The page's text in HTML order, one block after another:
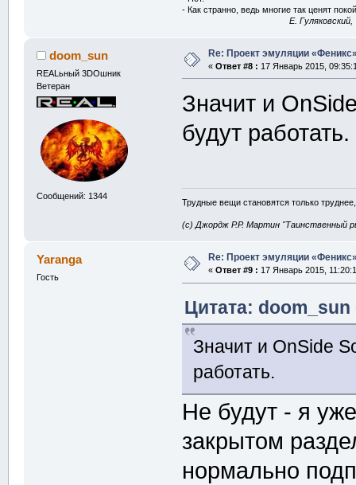
- Как странно, ведь многие так ценят
E.
doom_sun
REALьный 3DOшник
Ветеран
Сообщений: 1344
Re: Проект эмуляции
« Ответ #8 : 17 Январь 2015,
Значит и
будут работать.
Трудные вещи становятся только
(с) Джордж Р.Р. Мартин "Таинственный
Yaranga
Гость
Re: Проект эмуляции
« Ответ #9 : 17 Январь 2015,
Цитата:
Значит и OnSide
работать.
Не будут - я
закрытом
нормально